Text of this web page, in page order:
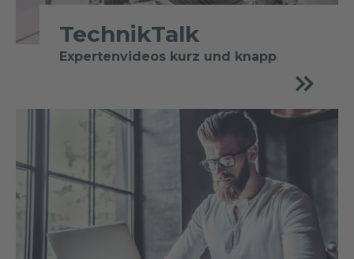
TechnikTalk
Expertenvideos kurz und knapp